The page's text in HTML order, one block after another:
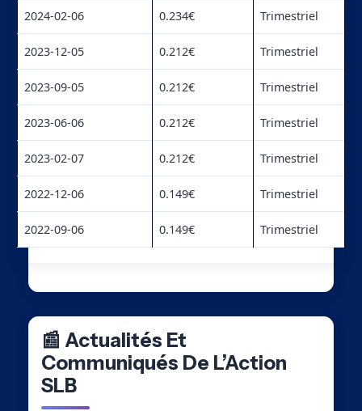
2024-02-06 0.234€ Trimestriel
2023-12-05 0.212€ Trimestriel
2023-09-05 0.212€ Trimestriel
2023-06-06 0.212€ Trimestriel
2023-02-07 0.212€ Trimestriel
2022-12-06 0.149€ Trimestriel
2022-09-06 0.149€ Trimestriel
📰 Actualités Et
Communiqués De L’Action
SLB